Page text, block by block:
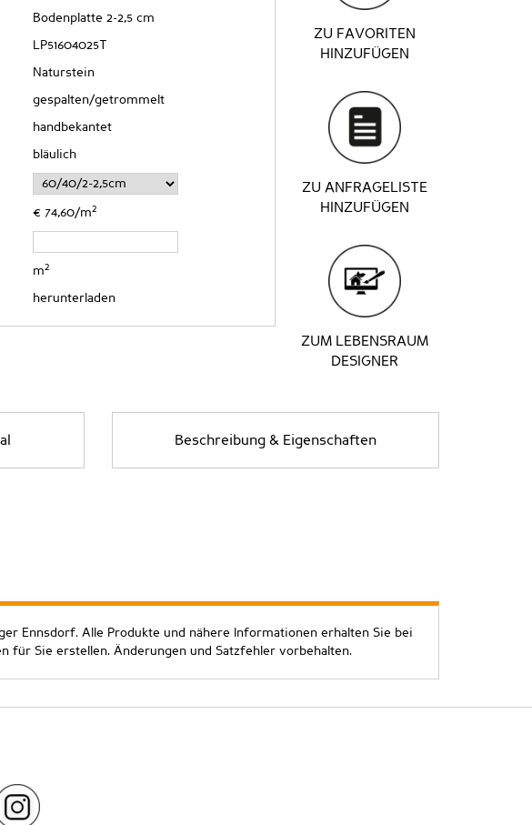
Bodenplatte 2-2,5 cm
LP51604025T
Naturstein
gespalten/getrommelt
handbekantet
bläulich
€ 74,60/m2
m2
herunterladen
ZU FAVORITEN
HINZUFÜGEN
ZU ANFRAGELISTE
HINZUFÜGEN
ZUM LEBENSRAUM
DESIGNER
Beschreibung & Eigenschaften
Ennsdorf. Alle Produkte und nähere Informationen erhalten Sie bei
für Sie erstellen. Änderungen und Satzfehler vorbehalten.